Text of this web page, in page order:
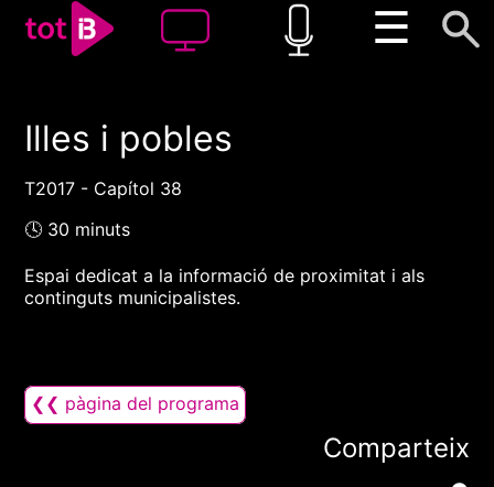
☰
00:00 00:00
1x
Illes i pobles
T2017 - Capítol 38
🕓 30 minuts
Espai dedicat a la informació de proximitat i als
continguts municipalistes.
❮❮ pàgina del programa
Comparteix